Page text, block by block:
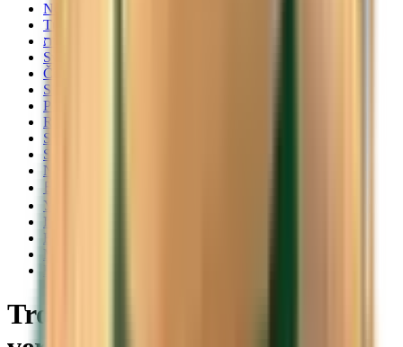
Norsk
Türkçe
עברית
Svenska
Čeština
Slovenčina
Polski
Română
Srpski
Suomi
Nederlands
Українська
Italiano
Български
Trouvez des vols à prix mini